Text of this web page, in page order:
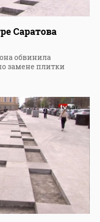
Саратова
обвинила
замене плитки